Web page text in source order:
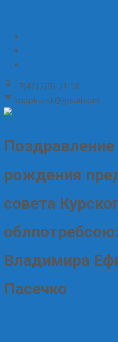
+7(4712)70-21-18
koopkursk@gmail.com
рождения
совета
Владимира
Пасечко